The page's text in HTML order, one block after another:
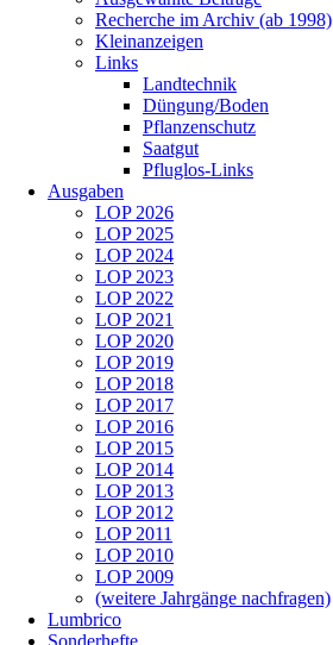
Recherche im Archiv (ab 1998)
Kleinanzeigen
Links
Landtechnik
Düngung/Boden
Pflanzenschutz
Saatgut
Pfluglos-Links
Ausgaben
LOP 2026
LOP 2025
LOP 2024
LOP 2023
LOP 2022
LOP 2021
LOP 2020
LOP 2019
LOP 2018
LOP 2017
LOP 2016
LOP 2015
LOP 2014
LOP 2013
LOP 2012
LOP 2011
LOP 2010
LOP 2009
(weitere Jahrgänge nachfragen)
Lumbrico
Sonderhefte